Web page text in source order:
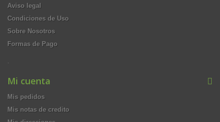
Aviso legal
Condiciones de Uso
Sobre Nosotros
Formas de Pago
Mi cuenta
Mis pedidos
Mis notas de credito